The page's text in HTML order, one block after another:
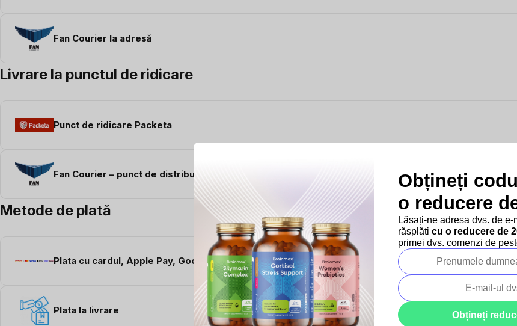
Fan Courier la adresă
Livrare la punctul de ridicare
Punct de ridicare Packeta
Fan Courier – punct de distribuire
Metode de plată
Plata cu cardul, Apple Pay, Google Pay (Stripe)
Plata la livrare
Obțineți
o reducere
Lăsați-ne adresa dvs. de
răsplăti cu o reducere de
primei dvs. comenzi de
Obțineți